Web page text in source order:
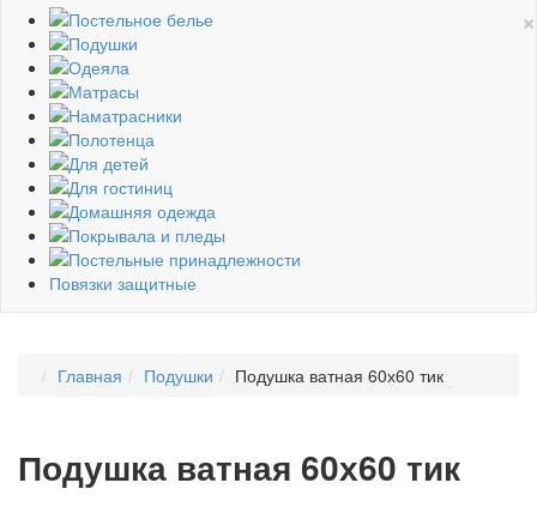
×
Постельное белье
Подушки
Одеяла
Матрасы
Наматрасники
Полотенца
Для детей
Для гостиниц
Домашняя одежда
Покрывала и пледы
Постельные принадлежности
Повязки защитные
Главная Подушки Подушка ватная 60х60 тик
Подушка ватная 60х60 тик